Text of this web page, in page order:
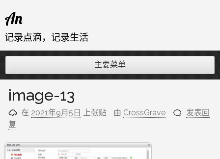
至
内
An
记录点滴，记录生活
主要菜单
image-13
在 2021年9月5日 上张贴 由 CrossGrave
发表回
复